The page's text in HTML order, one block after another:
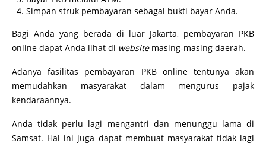
Simpan struk pembayaran sebagai bukti bayar Anda.
Bagi Anda yang berada di luar Jakarta, pembayaran PKB
online dapat Anda lihat di websitemasing-masing daerah.
Adanya fasilitas pembayaran PKB online tentunya akan
memudahkan masyarakat dalam mengurus pajak
kendaraannya.
Anda tidak perlu lagi mengantri dan menunggu lama di
Samsat. Hal ini juga dapat membuat masyarakat tidak lagi